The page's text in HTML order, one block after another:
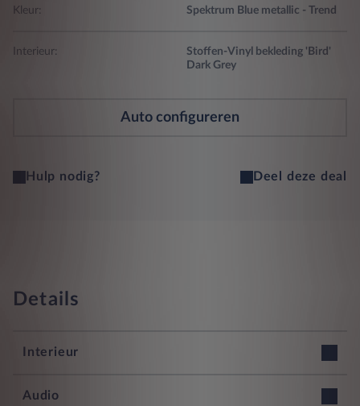
Kleur: Spektrum Blue metallic - Trend
Interieur:
Stoffen-Vinyl bekleding 'Bird'
Dark Grey
Auto configureren
Hulp nodig? Deel deze deal
Details
Interieur
12v stopcontact in de laadruimte, voorin en achterin
Audio